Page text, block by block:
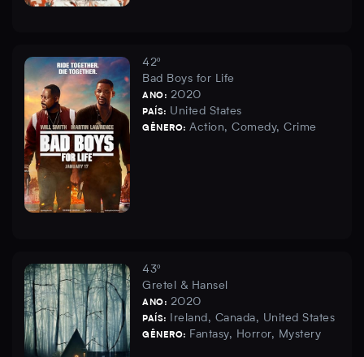
42º
Bad Boys for Life
ANO: 2020
PAÍS: United States
GÊNERO: Action, Comedy, Crime
43º
Gretel & Hansel
ANO: 2020
PAÍS: Ireland, Canada, United States
GÊNERO: Fantasy, Horror, Mystery